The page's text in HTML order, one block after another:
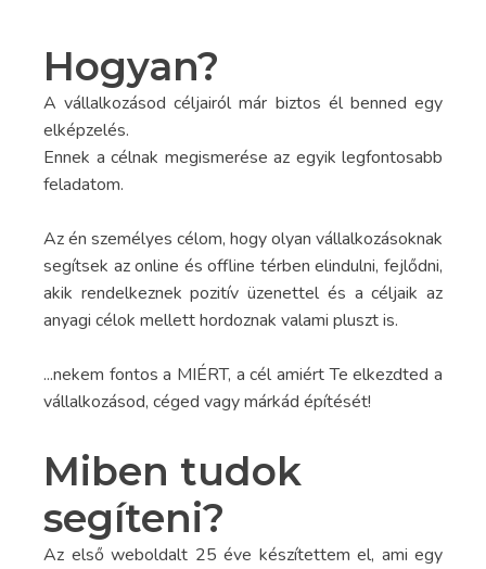
Hogyan?
A vállalkozásod céljairól már biztos él benned egy
elképzelés.
Ennek a célnak megismerése az egyik legfontosabb
feladatom.
Az én személyes célom, hogy olyan vállalkozásoknak
segítsek az online és offline térben elindulni, fejlődni,
akik rendelkeznek pozitív üzenettel és a céljaik az
anyagi célok mellett hordoznak valami pluszt is.
...nekem fontos a MIÉRT, a cél amiért Te elkezdted a
vállalkozásod, céged vagy márkád építését!
Miben tudok
segíteni?
Az első weboldalt 25 éve készítettem el, ami egy